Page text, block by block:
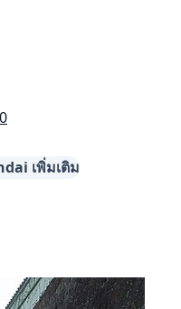
เพิ่มเติม